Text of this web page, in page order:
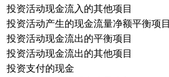
投资活动现金流入的其他项目
投资活动产生的现金流量净额平衡项目
投资活动现金流出的平衡项目
投资活动现金流出的其他项目
投资支付的现金